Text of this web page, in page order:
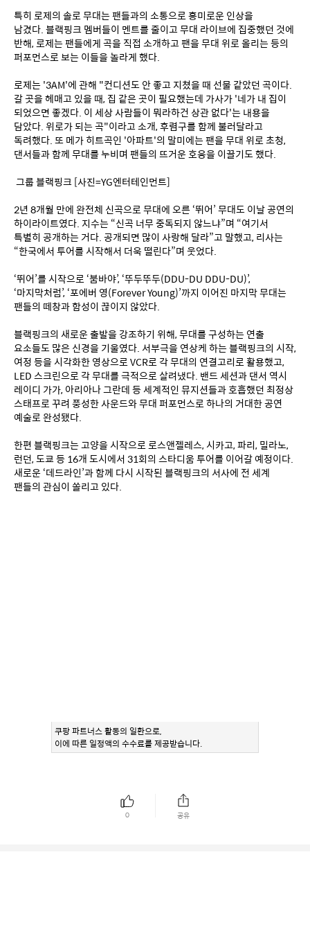
특히 로제의 솔로 무대는 팬들과의 소통으로 흥미로운 인상을
남겼다. 블랙핑크 멤버들이 멘트를 줄이고 무대 라이브에 집중했던 것에
반해, 로제는 팬들에게 곡을 직접 소개하고 팬을 무대 위로 올리는 등의
퍼포먼스로 보는 이들을 놀라게 했다.
로제는 '3AM'에 관해 "컨디션도 안 좋고 지쳤을 때 선물 같았던 곡이다.
갈 곳을 헤매고 있을 때, 집 같은 곳이 필요했는데 가사가 '네가 내 집이
되었으면 좋겠다. 이 세상 사람들이 뭐라하건 상관 없다'는 내용을
담았다. 위로가 되는 곡"이라고 소개, 후렴구를 함께 불러달라고
독려했다. 또 메가 히트곡인 '아파트'의 말미에는 팬을 무대 위로 초청,
댄서들과 함께 무대를 누비며 팬들의 뜨거운 호응을 이끌기도 했다.
그룹 블랙핑크 [사진=YG엔터테인먼트]
2년 8개월 만에 완전체 신곡으로 무대에 오른 ‘뛰어’ 무대도 이날 공연의
하이라이트였다. 지수는 “신곡 너무 중독되지 않느냐”며 “여기서
특별히 공개하는 거다. 공개되면 많이 사랑해 달라”고 말했고, 리사는
“한국에서 투어를 시작해서 더욱 떨린다”며 웃었다.
‘뛰어’를 시작으로 ‘붐바야’, ‘뚜두뚜두(DDU-DU DDU-DU)’,
‘마지막처럼’, ‘포에버 영(Forever Young)’까지 이어진 마지막 무대는
팬들의 떼창과 함성이 끊이지 않았다.
블랙핑크의 새로운 출발을 강조하기 위해, 무대를 구성하는 연출
요소들도 많은 신경을 기울였다. 서부극을 연상케 하는 블랙핑크의 시작,
여정 등을 시각화한 영상으로 VCR로 각 무대의 연결고리로 활용했고,
LED 스크린으로 각 무대를 극적으로 살려냈다. 밴드 세션과 댄서 역시
레이디 가가, 아리아나 그란데 등 세계적인 뮤지션들과 호흡했던 최정상
스태프로 꾸려 풍성한 사운드와 무대 퍼포먼스로 하나의 거대한 공연
예술로 완성됐다.
한편 블랙핑크는 고양을 시작으로 로스앤젤레스, 시카고, 파리, 밀라노,
런던, 도쿄 등 16개 도시에서 31회의 스타디움 투어를 이어갈 예정이다.
새로운 ‘데드라인’과 함께 다시 시작된 블랙핑크의 서사에 전 세계
팬들의 관심이 쏠리고 있다.
쿠팡 파트너스 활동의 일환으로,
이에 따른 일정액의 수수료를 제공받습니다.
0 공유